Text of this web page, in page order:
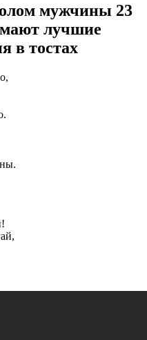
мужчины 23
лучшие
в тостах